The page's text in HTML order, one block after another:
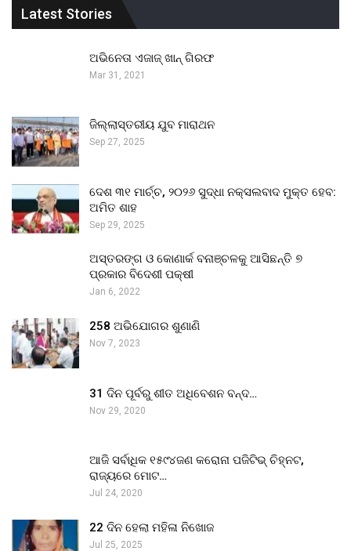
Latest Stories
ଅଭିନେତା ଏଜାଜ୍ ଖାନ୍ ଗିରଫ
Mar 31, 2021
ଜିଲ୍ଲାସ୍ତରୀୟ ଯୁବ ମାରାଥନ
Sep 27, 2025
ଦେଶ ୩୧ ମାର୍ଚ୍ଚ, ୨୦୨୬ ସୁଦ୍ଧା ନକ୍ସଲବାଦ ମୁକ୍ତ ହେବ:
ଅମିତ ଶାହ
Sep 29, 2025
ଅସ୍ତରଙ୍ଗ ଓ କୋଣାର୍କ ବନାଞ୍ଚଳକୁ ଆସିଛନ୍ତି ୭
ପ୍ରକାର ବିଦେଶୀ ପକ୍ଷୀ
Jan 6, 2022
258 ଅଭିଯୋଗର ଶୁଣାଣି
Nov 7, 2023
31 ଦିନ ପୂର୍ବରୁ ଶୀତ ଅଧିବେଶନ ବନ୍ଦ…
Nov 29, 2020
ଆଜି ସର୍ବାଧିକ ୧୫୯୪ଜଣ କରୋନା ପଜିଟିଭ୍ ଚିହ୍ନଟ,
ରାଜ୍ୟରେ ମୋଟ…
Jul 24, 2020
22 ଦିନ ହେଲା ମହିଳା ନିଖୋଜ
Jul 25, 2025